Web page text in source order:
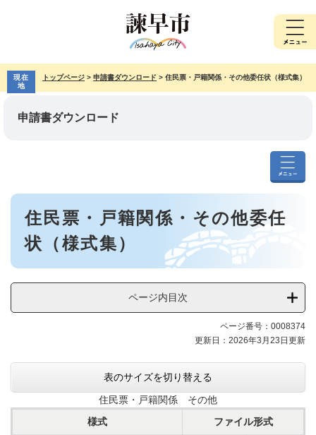
先
で
す。
を
ば
現在
地
トップページ > 申請書ダウンロード > 住民票・戸籍関係・その他委任状（様式集）
申請書ダウンロード
申
ダ
ニ
ュ
本
住民票・戸籍関係・その他委任
状（様式集）
ページ内目次
ページ番号：0008374
更新日：2026年3月23日更新
表のサイズを切り替える
住民票・戸籍関係 その他
様式
ファイル形式